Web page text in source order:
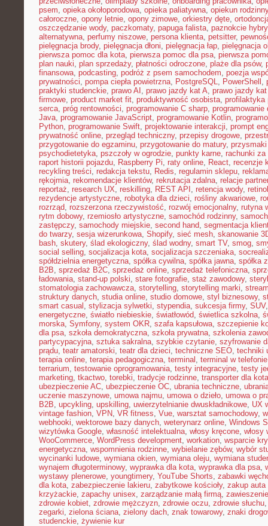
psem, opieka okołoporodowa, opieka paliatywna, opiekun rodzinny
całoroczne, opony letnie, opony zimowe, orkiestry dęte,
oszczędzanie wody, paczkomaty, papuga falista, paznokcie
alternatywna, perfumy niszowe, persona klienta, petsitter,
pielęgnacja brody, pielęgnacja dłoni, pielęgnacja łap, pielęgnacja
pierwsza pomoc dla kota, pierwsza pomoc dla psa, pierwsza
plan nauki, plan sprzedaży, płatności odroczone, plaże dla psów,
finansowa, podcasting, podróż z psem samochodem, poezja
prywatności, pompa ciepła powietrzna, PostgreSQL, PowerShell ,
praktyki studenckie, prawo AI , prawo jazdy kat A, prawo jazdy
firmowe, product market fit, produktywność osobista, profilaktyka
serca, próg rentowności, programowanie C sharp, programowanie
Java, programowanie JavaScript, programowanie Kotlin,
Python, programowanie Swift, projektowanie interakcji, prompt
prywatność online, przegląd techniczny, przepisy drogowe,
przygotowanie do egzaminu, przygotowanie do matury,
psychodietetyka, pszczoły w ogrodzie, punkty karne, rachunki za
raport historii pojazdu, Raspberry Pi, raty online, React, recenzje
recykling treści, redakcja tekstu, Redis, regulamin sklepu,
rękojmia, rekomendacje klientów, rekrutacja zdalna, relacje
reportaż, research UX, reskilling, REST API , retencja wody, retinol
rezydencje artystyczne, robotyka dla dzieci, rośliny akwariowe,
rozrząd, rozszerzona rzeczywistość, rozwój emocjonalny, rutyna
rytm dobowy, rzemiosło artystyczne, samochód rodzinny,
zastępczy, samochody miejskie, second hand, segmentacja
do twarzy, sesja wizerunkowa, Shopify, sieć mesh, skanowanie
bash, skutery, ślad ekologiczny, ślad wodny, smart TV, smog,
social selling, socjalizacja kota, socjalizacja szczeniaka,
spółdzielnia energetyczna, spółka cywilna, spółka jawna, spółka
B2B, sprzedaż B2C, sprzedaż online, sprzedaż telefoniczna,
ładowania, stand-up polski, stare fotografie, staż zawodowy,
stomatologia zachowawcza, storytelling, storytelling marki,
struktury danych, studia online, studio domowe, styl biznesowy,
smart casual , stylizacja sylwetki, stypendia, sukcesja firmy, SUV
energetyczne, światło niebieskie, światłowód, świetlica szkolna,
morska, Symfony, system OKR, szafa kapsułowa, szczepienie
dla psa, szkoła demokratyczna, szkoła prywatna, szkolenia
partycypacyjna, sztuka sakralna, szybkie czytanie, szyfrowanie
prądu, teatr amatorski, teatr dla dzieci, techniczne SEO, techniki
terapia online, terapia pedagogiczna, terminal , terminal w telefonie
terrarium, testowanie oprogramowania, testy integracyjne, testy
marketing, tkactwo, torebki, tradycje rodzinne, transporter dla kota
ubezpieczenie AC, ubezpieczenie OC, ubrania techniczne,
uczenie maszynowe, umowa najmu, umowa o dzieło, umowa o
B2B, upcykling, upskilling, uwierzytelnianie dwuskładnikowe, UX
vintage fashion, VPN, VR fitness, Vue, warsztat samochodowy,
webhooki, wektorowe bazy danych, weterynarz online, Windows
wizytówka Google, własność intelektualna, włosy kręcone, włosy
WooCommerce, WordPress development, workation, wsparcie
energetyczna, wspomnienia rodzinne, wybielanie zębów, wybór
wycinanki ludowe, wymiana okien, wymiana oleju, wymiana
wynajem długoterminowy, wyprawka dla kota, wyprawka dla psa,
wystawy plenerowe, youngtimery, YouTube Shorts, zabawki
dla kota, zabezpieczenie lakieru, zabytkowe kościoły, zakup auta
krzyżackie, zapachy unisex, zarządzanie małą firmą, zawieszenie
zdrowie kobiet, zdrowie mężczyzn, zdrowie oczu, zdrowie słuchu
zegarki, zielona ściana, zielony dach, znak towarowy, znaki
studenckie, żywienie kur